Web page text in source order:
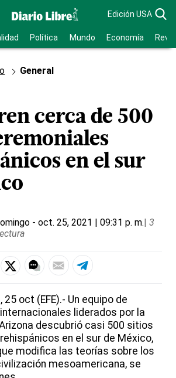
Edición USA
Política Mundo Economía
General
cerca de 500
en el sur
- oct. 25, 2021 | 09:31 p. m.| 3
25 oct (EFE).- Un equipo de
liderados por la
descubrió casi 500 sitios
en el sur de México,
modifica las teorías sobre los
mesoamericana, se